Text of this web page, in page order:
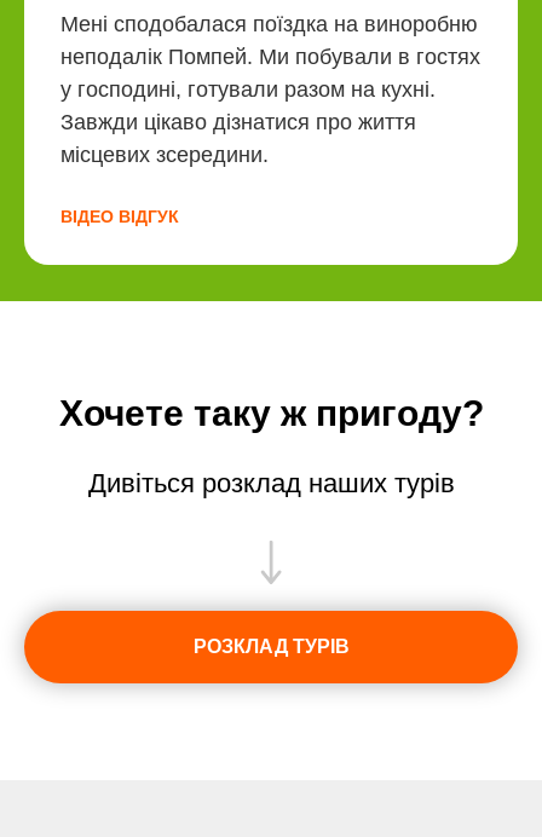
Мені сподобалася поїздка на виноробню
неподалік Помпей. Ми побували в гостях
у господині, готували разом на кухні.
Завжди цікаво дізнатися про життя
місцевих зсередини.
ВІДЕО ВІДГУК
Хочете таку ж пригоду?
Дивіться розклад наших турів
РОЗКЛАД ТУРІВ